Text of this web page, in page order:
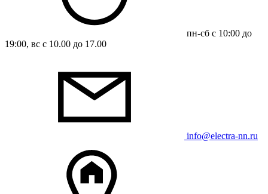
пн-сб с 10:00 до
19:00, вс с 10.00 до 17.00
info@electra-nn.ru